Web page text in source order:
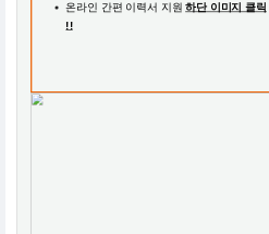
온라인 간편 이력서 지원하단 이미지 클릭
!!